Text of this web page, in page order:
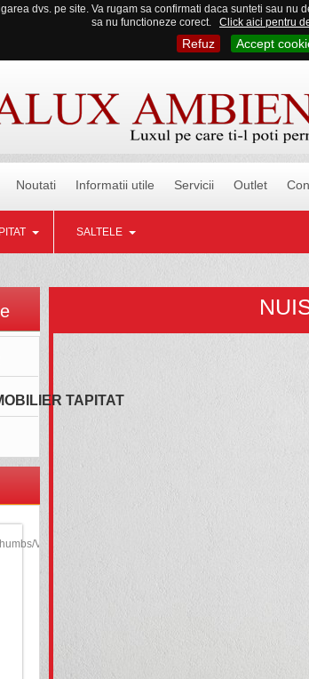
dvs. pe site. Va rugam sa confirmati daca sunteti sau
sa nu functioneze corect.
Click aici pentru
Refuz Accept
Noutati Informatii utile Servicii Outlet
SALTELE
TAPITAT